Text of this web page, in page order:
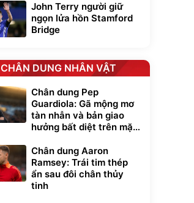
John Terry người giữ
ngọn lửa hồn Stamford
Bridge
CHÂN DUNG NHÂN VẬT
Chân dung Pep
Guardiola: Gã mộng mơ
tàn nhẫn và bản giao
hưởng bất diệt trên mặt
Chân dung Aaron
Ramsey: Trái tim thép
ẩn sau đôi chân thủy
tinh